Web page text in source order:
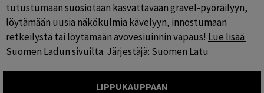
tutustumaan suosiotaan kasvattavaan gravel-pyöräilyyn,
löytämään uusia näkökulmia kävelyyn, innostumaan
retkeilystä tai löytämään avovesiuinnin vapaus! Lue lisää
Suomen Ladun sivuilta. Järjestäjä: Suomen Latu
LIPPUKAUPPAAN